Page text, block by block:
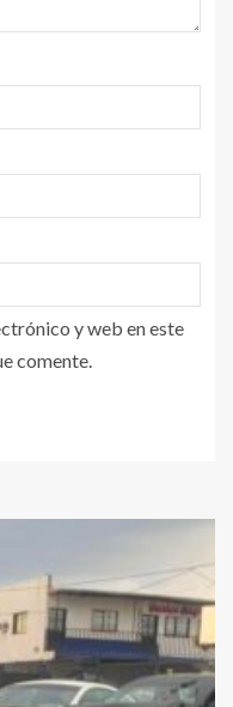
y web en este
comente.